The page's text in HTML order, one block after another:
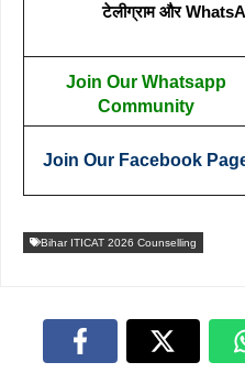
टेलीग्राम और
Join Our Whatsapp
Community
Join Our Facebook
Bihar ITICAT 2026 Counselling